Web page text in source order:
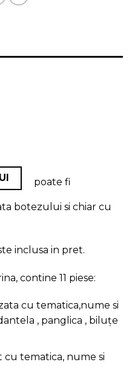
poate fi
botezului si chiar cu
inclusa in pret.
contine 11 piese:
cu tematica,nume si
, panglica , biluțe
tematica, nume si